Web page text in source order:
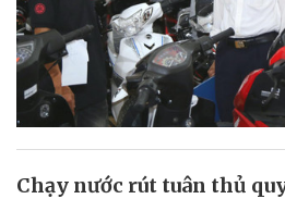
Chạy nước rút tuân thủ